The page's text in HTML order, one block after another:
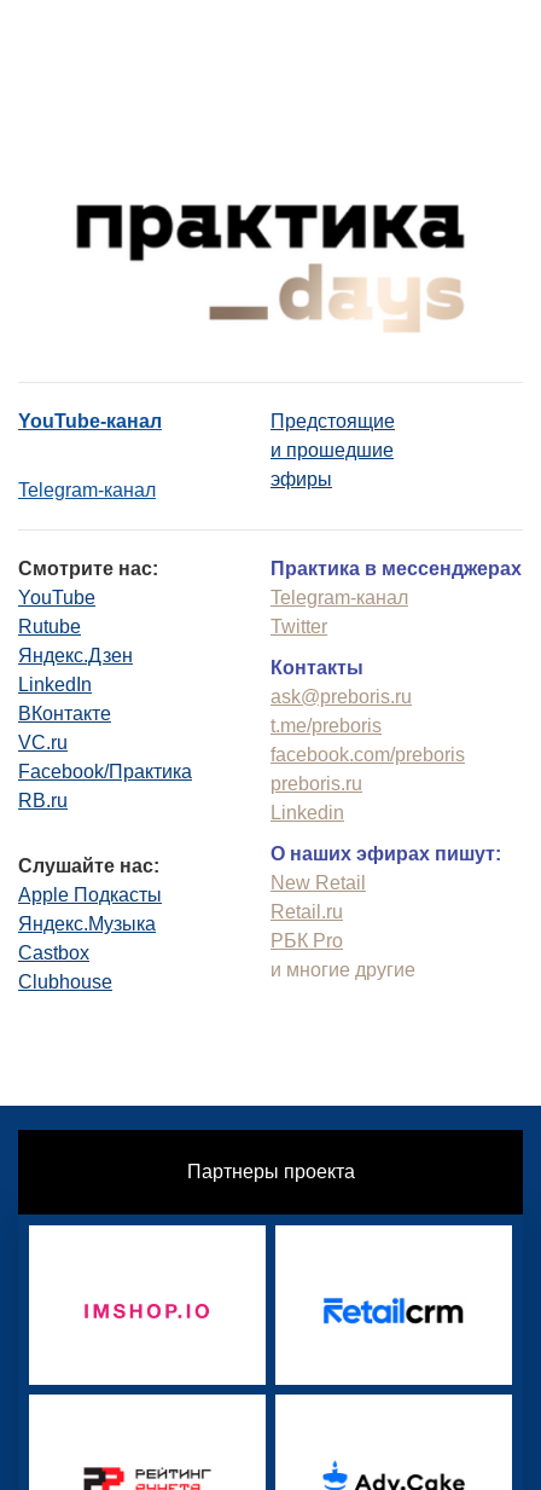
YouTube-канал
Telegram-канал
Предстоящие
и прошедшие
эфиры
Смотрите нас:
YouTube
Rutube
Яндекс.Дзен
LinkedIn
ВКонтакте
VC.ru
Facebook/Практика
RB.ru
Слушайте нас:
Apple Подкасты
Яндекс.Музыка
Castbox
Clubhouse
Практика в мессенджерах
Telegram-канал
Twitter
Контакты
ask@preboris.ru
t.me/preboris
facebook.com/preboris
preboris.ru
Linkedin
О наших эфирах пишут:
New Retail
Retail.ru
РБК Pro
и многие другие
Партнеры проекта